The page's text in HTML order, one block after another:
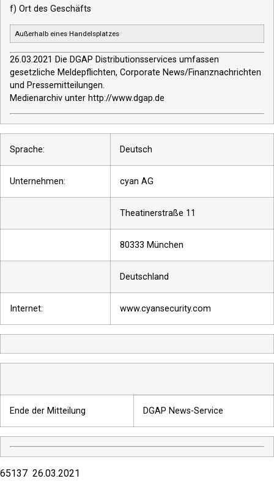
f) Ort des Geschäfts
Außerhalb eines Handelsplatzes
26.03.2021 Die DGAP Distributionsservices umfassen
gesetzliche Meldepflichten, Corporate News/Finanznachrichten
und Pressemitteilungen.
Medienarchiv unter http://www.dgap.de
Sprache: Deutsch
Unternehmen: cyan AG
Theatinerstraße 11
80333 München
Deutschland
Internet: www.cyansecurity.com
Ende der Mitteilung DGAP News-Service
65137 26.03.2021